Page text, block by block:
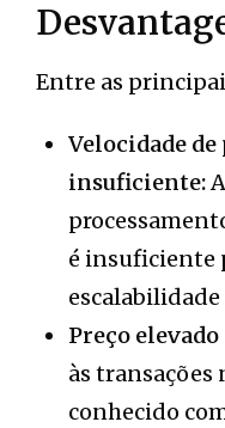
Entre as
Velocidade
insuficiente:
é insuficiente
escalabilidade
Preço elevado
às transações
conhecido